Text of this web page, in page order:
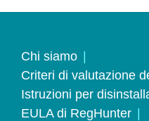
Chi siamo
Criteri di valutazione
Istruzioni per
EULA di RegHunter